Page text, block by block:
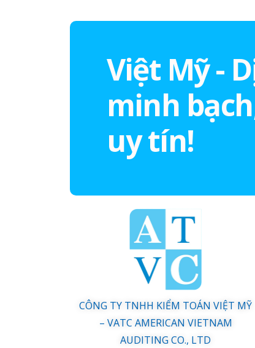
Việt Mỹ -
minh
uy tín!
CÔNG TY TNHH KIỂM TOÁN VIỆT MỸ
– VATC AMERICAN VIETNAM
AUDITING CO., LTD